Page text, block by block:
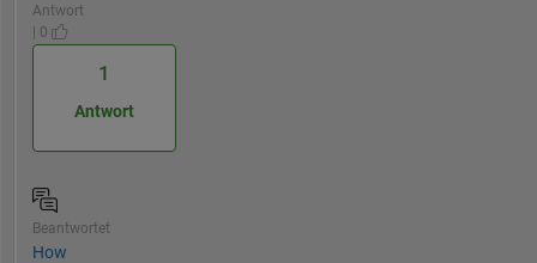
Antwort
| 0
1
Antwort
Beantwortet
How